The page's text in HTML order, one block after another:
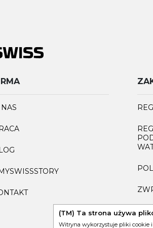
FAQ
(TM) Ta strona używa
Witryna wykorzystuje pliki cookie